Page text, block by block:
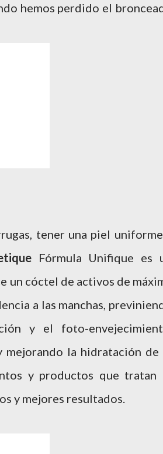
hemos perdido el
tener una piel
Fórmula Unifique es
un cóctel de activos de
a las manchas,
y el foto-
mejorando la hidratación de
y productos que tratan
y mejores resultados.